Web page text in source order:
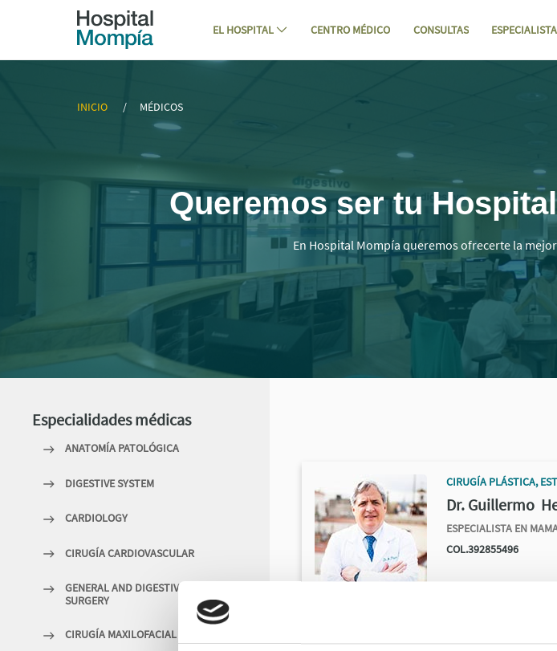
Navigation
Skip to Content
EL HOSPITAL CENTRO MÉDICO CONSULTAS
▷ Mejores Médicos Especialistas en Cantabria | Mompia -
INICIO MÉDICOS
Queremos ser tu
En Hospital Mompía queremos ofrecerte la
Especialidades médicas
ANATOMÍA PATOLÓGICA
DIGESTIVE SYSTEM
CARDIOLOGY
CIRUGÍA CARDIOVASCULAR
GENERAL AND DIGESTIVE
SURGERY
CIRUGÍA MAXILOFACIAL
CIRUGÍA PLÁSTICA,
Dr. Guillermo
ESPECIALISTA EN
COL.392855496